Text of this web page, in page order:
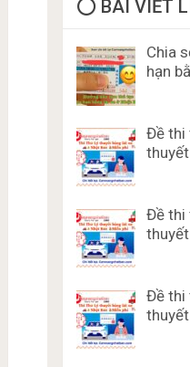
⭕️ BÀI VIẾT
Chia
hạn
Đề thi
Đề thi
Đề thi